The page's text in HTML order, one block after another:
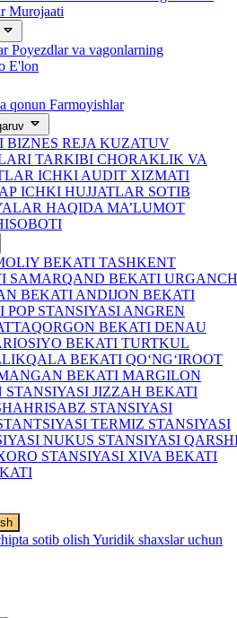
Murojaati
Poyezdlar va vagonlarning
E'lon
qonun Farmoyishlar
BIZNES REJA KUZATUV
TARKIBI CHORAKLIK VA
ICHKI AUDIT XIZMATI
ICHKI HUJJATLAR SOTIB
HAQIDA MA’LUMOT
BEKATI TASHKENT
SAMARQAND BEKATI URGANCH
BEKATI ANDIJON BEKATI
POP STANSIYASI ANGREN
BEKATI DENAU
BEKATI TURTKUL
BEKATI QO‘NG‘IROOT
BEKATI MARGILON
STANSIYASI JIZZAH BEKATI
STANSIYASI
TERMIZ STANSIYASI
NUKUS STANSIYASI
STANSIYASI XIVA BEKATI
sotib olish Yuridik shaxslar uchun